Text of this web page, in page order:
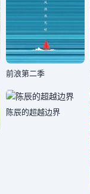
前浪第二季
陈辰的超越边界